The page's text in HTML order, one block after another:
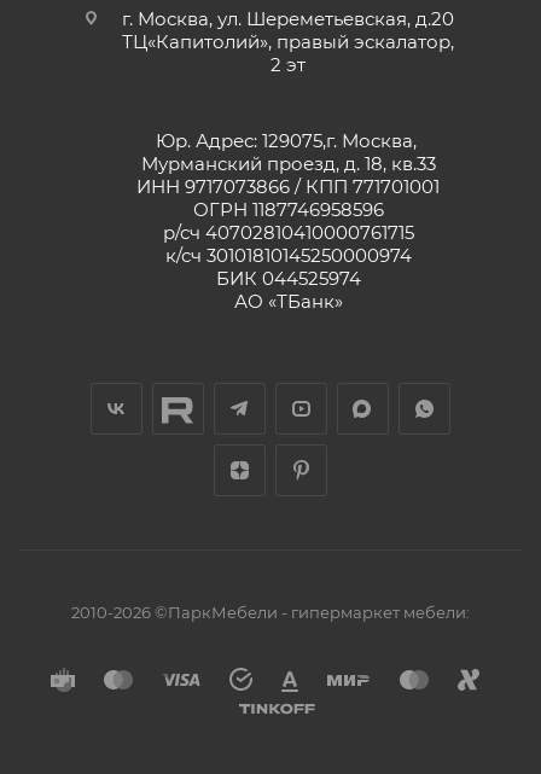
г. Москва, ул. Шереметьевская, д.20
ТЦ«Капитолий», правый эскалатор,
2 эт
Юр. Адрес: 129075,г. Москва,
Мурманский проезд, д. 18, кв.33
ИНН 9717073866 / КПП 771701001
ОГРН 1187746958596
р/сч 40702810410000761715
к/сч 30101810145250000974
БИК 044525974
АО «ТБанк»
2010-2026 ©ПаркМебели - гипермаркет мебели: